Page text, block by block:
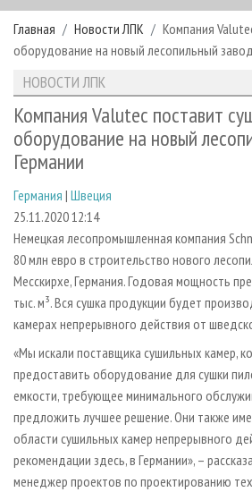
РУБРИКИ И ТЕМЫ
РУБРИКИ ЖУРНАЛА
ЛЕСОЗАГОТОВКА
ЛЕСОПИЛЕНИЕ
ДЕРЕВООБРАБОТКА
СУШКА ДРЕВЕСИНЫ
ПРОИЗВОДСТВО ДРЕВЕСНЫХ ПЛИТ
ДЕРЕВЯННОЕ ДОМОСТРОЕНИЕ
ПРОИЗВОДСТВО МЕБЕЛИ
БИОЭНЕРГЕТИКА
ИНСТРУМЕНТ И МАТЕРИАЛЫ
НОВОСТИ
НОВОСТИ ЛПК
НОВОСТИ ЖУРНАЛА
НОВОСТИ КОМПАНИЙ
ПРОЕКТЫ ЛПИ
АНАЛИТИКА
ПРЕДПРИЯТИЯ ЛПК
ЛЕСНЫЕ РЕГИОНЫ РОССИИ
ПЕРСОНЫ
МОБИЛЬНЫЕ ВЫСТАВКИ
ОФИЦИАЛЬНЫЕ ДЕЛЕГАЦИИ
ПРИОРИТЕТНЫЕ ИНВЕСТПРОЕКТЫ
RUSSIAN FORESTRY REVIEW
БИБЛИОТЕКА СПЕЦИАЛИСТА
АРХИВ ЖУРНАЛОВ
СТАТЬИ
О ЖУРНАЛЕ
ПОДПИСКА
КОНТАКТЫ
РЕКЛАМОДАТЕЛЯМ
РЕКЛАМА
РЕКЛАМА НА САЙТЕ
Главная Новости ЛПК
Компания
оборудование на новый лесопильный
НОВОСТИ ЛПК
Компания Valutec поставит
оборудование на новый
Германии
Германия | Швеция
25.11.2020 12:14
Немецкая лесопромышленная компания
80 млн евро в строительство нового
Месскирхе, Германия. Годовая мощность
тыс. м³. Вся сушка продукции будет
камерах непрерывного действия от
«Мы искали поставщика сушильных камер,
предоставить оборудование для сушки
емкости, требующее минимального
предложить лучшее решение. Они также
области сушильных камер непрерывного
рекомендации здесь, в Германии», –
менеджер проектов по проектированию